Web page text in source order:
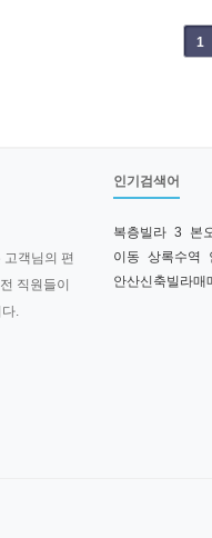
1
객님의 편
직원들이
.
인기검색어
복층빌라 3 본
이동 상록수역
안산신축빌라매